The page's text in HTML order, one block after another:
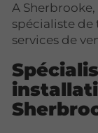
A
spécialiste de
services de